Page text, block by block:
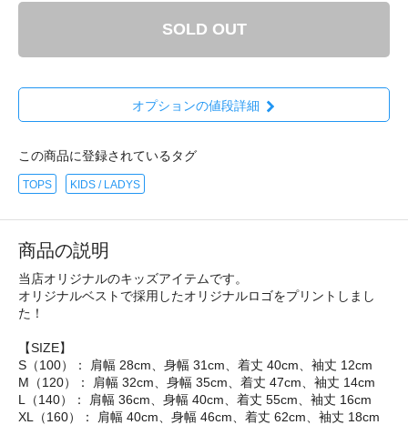
SOLD OUT
オプションの値段詳細
この商品に登録されているタグ
TOPS KIDS / LADYS
商品の説明
当店オリジナルのキッズアイテムです。
オリジナルベストで採用したオリジナルロゴをプリントしまし
た！
【SIZE】
S（100）： 肩幅 28cm、身幅 31cm、着丈 40cm、袖丈 12cm
M（120）： 肩幅 32cm、身幅 35cm、着丈 47cm、袖丈 14cm
L（140）： 肩幅 36cm、身幅 40cm、着丈 55cm、袖丈 16cm
XL（160）： 肩幅 40cm、身幅 46cm、着丈 62cm、袖丈 18cm